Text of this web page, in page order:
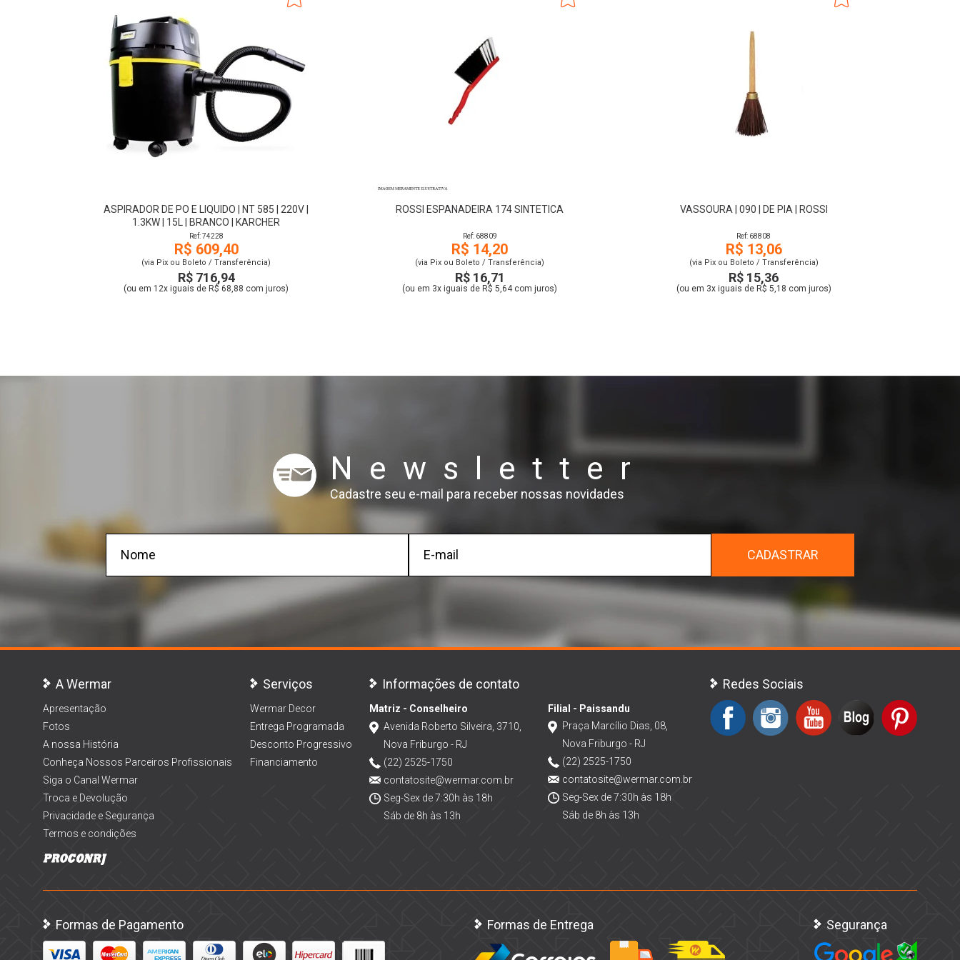
ASPIRADOR DE PO E LIQUIDO | NT 585 | 220V |
1.3KW | 15L | BRANCO | KARCHER
Ref: 74228
R$ 609,40
(via Pix ou Boleto / Transferência)
R$ 716,94
(ou em 12x iguais de R$ 68,88 com juros)
ROSSI ESPANADEIRA 174 SINTETICA
Ref: 68809
R$ 14,20
(via Pix ou Boleto / Transferência)
R$ 16,71
(ou em 3x iguais de R$ 5,64 com juros)
VASSOURA | 090 | DE PIA | ROSSI
Ref: 68808
R$ 13,06
(via Pix ou Boleto / Transferência)
R$ 15,36
(ou em 3x iguais de R$ 5,18 com juros)
Newsletter
Cadastre seu e-mail para receber nossas novidades
CADASTRAR
A Wermar
Apresentação
Fotos
A nossa História
Conheça Nossos Parceiros Profissionais
Siga o Canal Wermar
Troca e Devolução
Privacidade e Segurança
Termos e condições
Serviços
Wermar Decor
Entrega Programada
Desconto Progressivo
Financiamento
Informações de contato
Matriz - Conselheiro
Avenida Roberto Silveira, 3710,
Nova Friburgo - RJ
(22) 2525-1750
contatosite@wermar.com.br
Seg-Sex de 7:30h às 18h
Sáb de 8h às 13h
Filial - Paissandu
Praça Marcílio Dias, 08,
Nova Friburgo - RJ
(22) 2525-1750
contatosite@wermar.com.br
Seg-Sex de 7:30h às 18h
Sáb de 8h às 13h
Redes Sociais
Formas de Pagamento Formas de Entrega Segurança